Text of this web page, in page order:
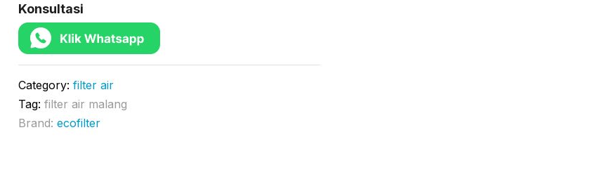
Konsultasi
Category: filter air
Tag: filter air malang
Brand: ecofilter